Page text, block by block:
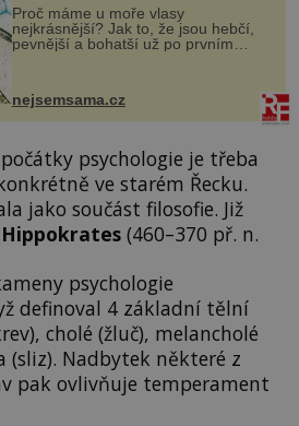
Proč máme u moře vlasy
nejkrásnější? Jak to, že jsou hebčí,
pevnější a bohatší už po prvním
vlasy. ...
nejsemsama.cz
psychologie je třeba
ve starém Řecku.
jako součást filosofie. Již
Hippokrates (460–370 př. n.
psychologie
definoval 4 základní tělní
cholé (žluč), melancholé
(sliz). Nadbytek některé z
pak ovlivňuje temperament